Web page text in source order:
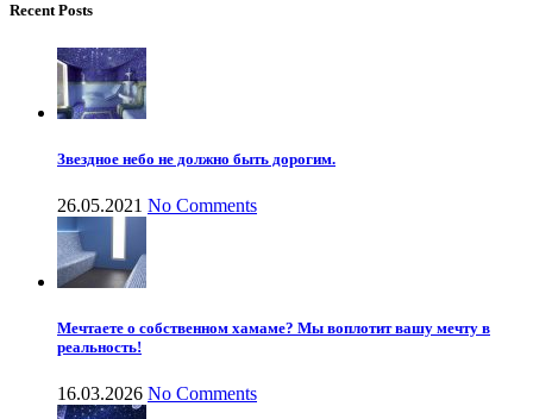
Recent Posts
Звездное небо не должно быть дорогим.
26.05.2021 No Comments
Мечтаете о собственном хамаме? Мы воплотит вашу мечту в
реальность!
16.03.2026 No Comments